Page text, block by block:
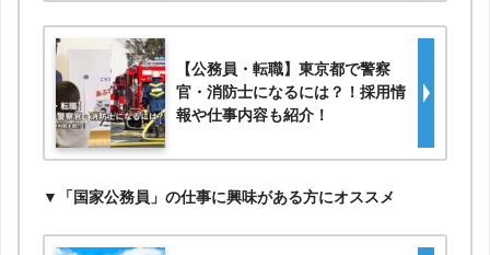
【公務員・転職】東京都で警察
官・消防士になるには？！採用情
報や仕事内容も紹介！
▼「国家公務員」の仕事に興味がある方にオススメ